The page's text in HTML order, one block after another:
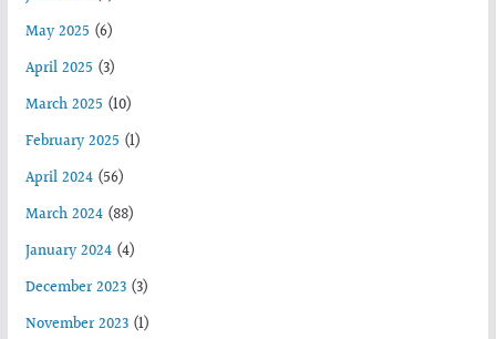
May 2025 (6)
April 2025 (3)
March 2025 (10)
February 2025 (1)
April 2024(56)
March 2024(88)
January 2024(4)
December 2023(3)
November 2023(1)